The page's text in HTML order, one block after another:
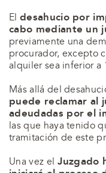
El desahucio por
cabo mediante un
previamente una
procurador, excepto
alquiler sea inferior a
Más allá del
puede reclamar al
adeudadas por el
las que haya tenido
tramitación de este
Una vez el Juzgado